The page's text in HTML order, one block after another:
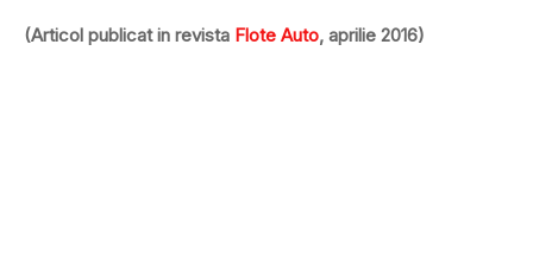
(Articol publicat in revista Flote Auto, aprilie 2016)